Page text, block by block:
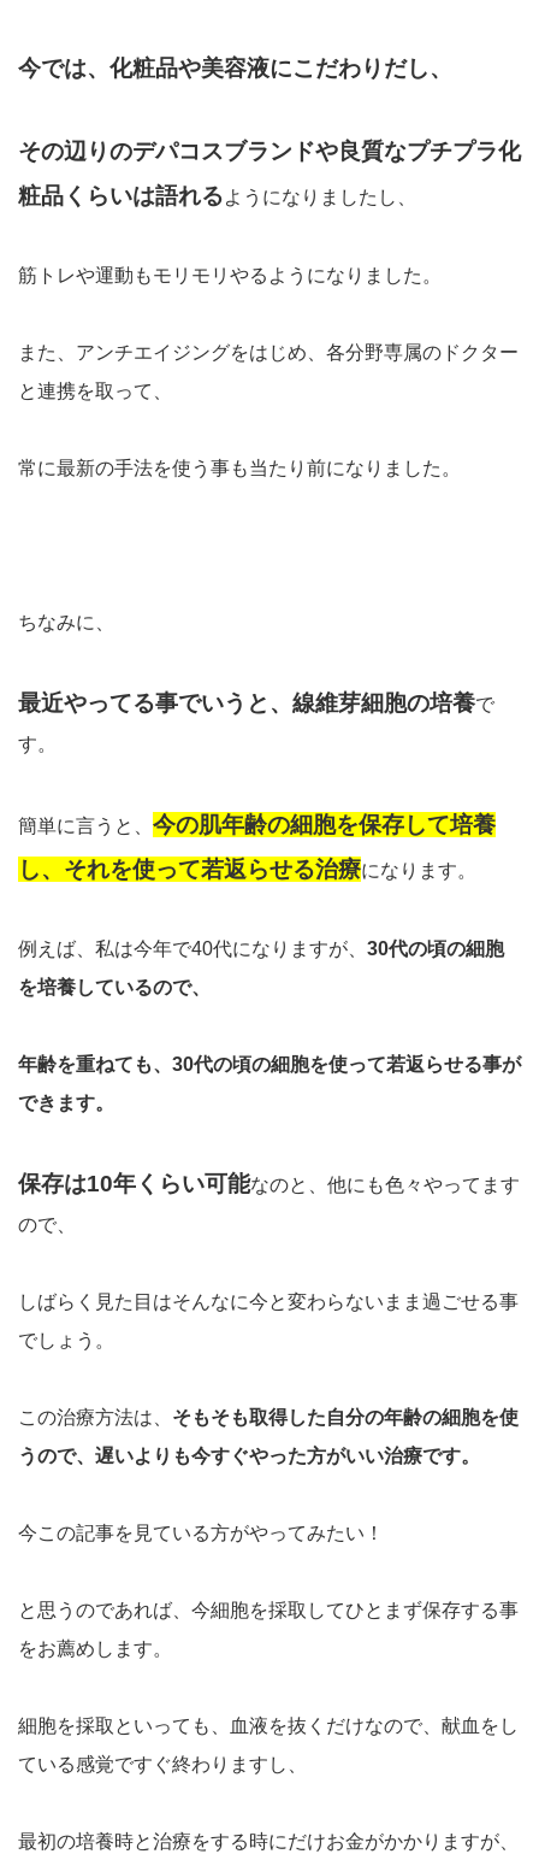
今では、化粧品や美容液にこだわりだし、
その辺りのデパコスブランドや良質なプチプラ化
粧品くらいは語れるようになりましたし、
筋トレや運動もモリモリやるようになりました。
また、アンチエイジングをはじめ、各分野専属のドクター
と連携を取って、
常に最新の手法を使う事も当たり前になりました。
ちなみに、
最近やってる事でいうと、線維芽細胞の培養で
す。
簡単に言うと、 今の肌年齢の細胞を保存して培養
し、それを使って若返らせる治療になります。
例えば、私は今年で40代になりますが、 30代の頃の細胞
を培養しているので、
年齢を重ねても、30代の頃の細胞を使って若返らせる事が
できます。
保存は10年くらい可能なのと、他にも色々やってます
ので、
しばらく見た目はそんなに今と変わらないまま過ごせる事
でしょう。
この治療方法は、 そもそも取得した自分の年齢の細胞を使
うので、遅いよりも今すぐやった方がいい治療です。
今この記事を見ている方がやってみたい！
と思うのであれば、今細胞を採取してひとまず保存する事
をお薦めします。
細胞を採取といっても、血液を抜くだけなので、献血をし
ている感覚ですぐ終わりますし、
最初の培養時と治療をする時にだけお金がかかりますが、